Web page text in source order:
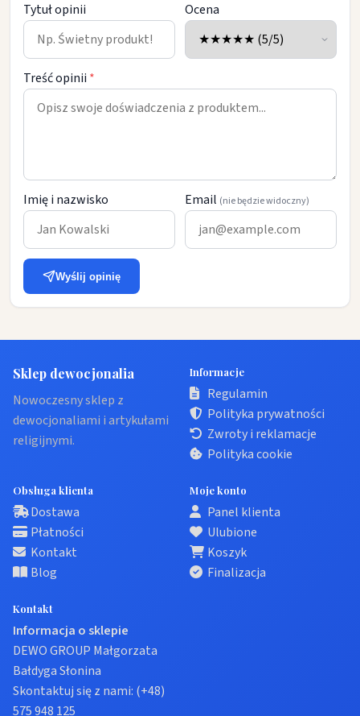
Tytuł opinii Ocena
Treść opinii *
Imię i nazwisko Email (nie będzie widoczny)
Wyślij opinię
Sklep dewocjonalia
Nowoczesny sklep z
dewocjonaliami i artykułami
religijnymi.
Informacje
Regulamin
Polityka prywatności
Zwroty i reklamacje
Polityka cookie
Obsługa klienta
Dostawa
Płatności
Kontakt
Blog
Moje konto
Panel klienta
Ulubione
Koszyk
Finalizacja
Kontakt
Informacja o sklepie
DEWO GROUP Małgorzata
Bałdyga Słonina
Skontaktuj się z nami: (+48)
575 948 125